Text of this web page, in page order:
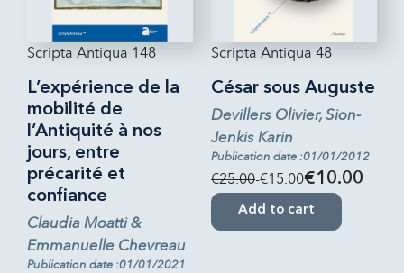
Scripta Antiqua 148
L’expérience de la
mobilité de
l’Antiquité à nos
jours, entre
précarité et
confiance
Claudia Moatti &
Emmanuelle Chevreau
Publication date :01/01/2021
Scripta Antiqua 48
César sous Auguste
Devillers Olivier, Sion-
Jenkis Karin
Publication date :01/01/2012
€25.00-€15.00€10.00
Add to cart